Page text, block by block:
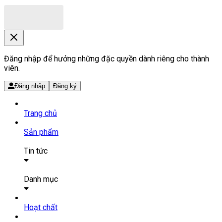
Đăng nhập để hưởng những đặc quyền dành riêng cho thành
viên.
Đăng nhập Đăng ký
Trang chủ
Sản phẩm
Tin tức
Tin tức
Danh mục
SẢN PHẨM THUỐC
Hoạt chất